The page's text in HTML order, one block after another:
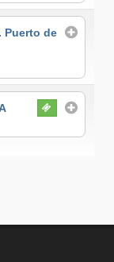
Puerto de